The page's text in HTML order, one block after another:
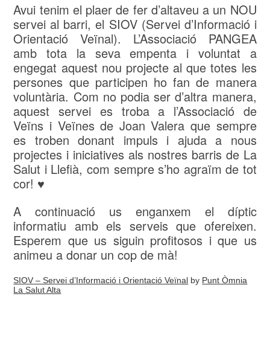
Avui tenim el plaer de fer d’altaveu a un NOU
servei al barri, el SIOV (Servei d’Informació i
Orientació Veïnal). L’Associació PANGEA
amb tota la seva empenta i voluntat a
engegat aquest nou projecte al que totes les
persones que participen ho fan de manera
voluntària. Com no podia ser d’altra manera,
aquest servei es troba a l’Associació de
Veïns i Veïnes de Joan Valera que sempre
es troben donant impuls i ajuda a nous
projectes i iniciatives als nostres barris de La
Salut i Llefià, com sempre s’ho agraïm de tot
cor! ♥
A continuació us enganxem el díptic
informatiu amb els serveis que ofereixen.
Esperem que us siguin profitosos i que us
animeu a donar un cop de mà!
SIOV – Servei d’Informació i Orientació Veïnal by Punt Òmnia
La Salut Alta